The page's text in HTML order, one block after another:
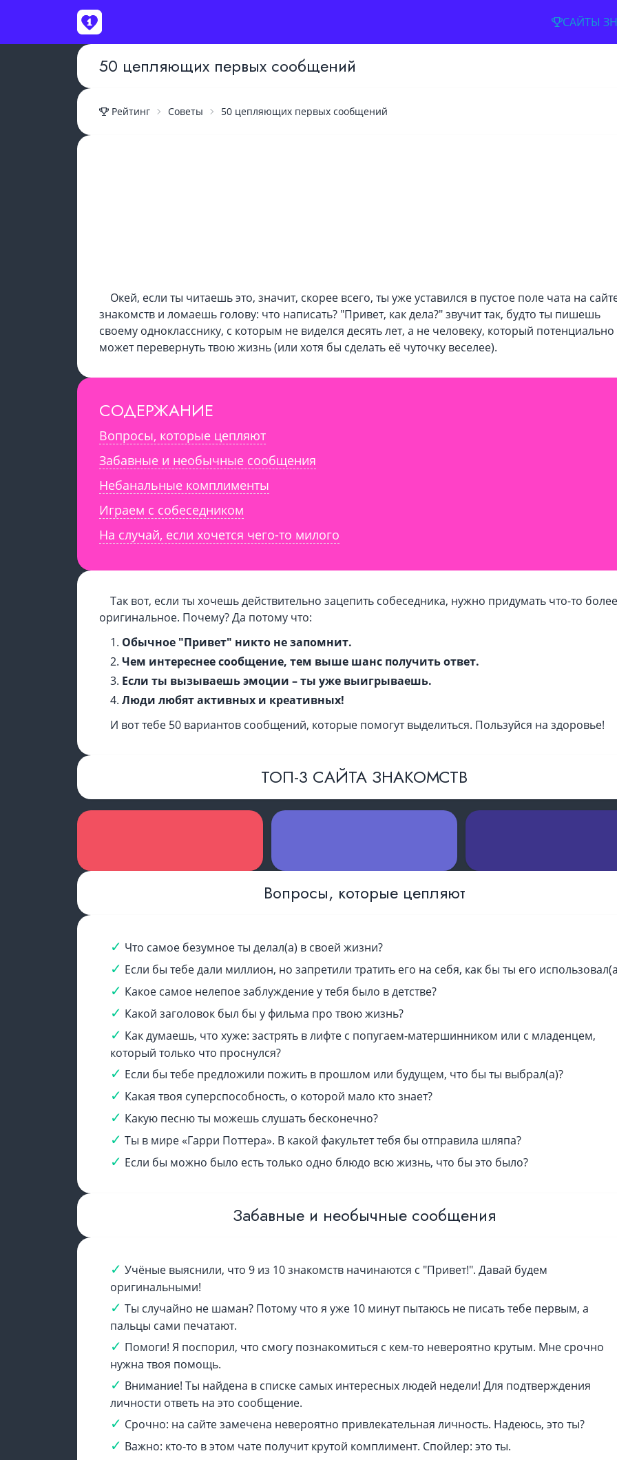
САЙТЫ
50 цепляющих первых сообщений
Рейтинг Советы 50 цепляющих первых сообщений
Окей, если ты читаешь это, значит, скорее всего, ты уже уставился в пустое поле чата на
знакомств и ломаешь голову: что написать? "Привет, как дела?" звучит так, будто ты пишешь
своему однокласснику, с которым не виделся десять лет, а не человеку, который потенциально
может перевернуть твою жизнь (или хотя бы сделать её чуточку веселее).
СОДЕРЖАНИЕ
Вопросы, которые цепляют
Забавные и необычные сообщения
Небанальные комплименты
Играем с собеседником
На случай, если хочется чего-то милого
Так вот, если ты хочешь действительно зацепить собеседника, нужно придумать что-то более
оригинальное. Почему? Да потому что:
Обычное "Привет" никто не запомнит.
Чем интереснее сообщение, тем выше шанс получить ответ.
Если ты вызываешь эмоции – ты уже выигрываешь.
Люди любят активных и креативных!
И вот тебе 50 вариантов сообщений, которые помогут выделиться. Пользуйся на здоровье!
ТОП-3 САЙТА ЗНАКОМСТВ
Вопросы, которые цепляют
Что самое безумное ты делал(а) в своей жизни?
Если бы тебе дали миллион, но запретили тратить его на себя, как бы ты его
Какое самое нелепое заблуждение у тебя было в детстве?
Какой заголовок был бы у фильма про твою жизнь?
Как думаешь, что хуже: застрять в лифте с попугаем-матершинником или с младенцем,
который только что проснулся?
Если бы тебе предложили пожить в прошлом или будущем, что бы ты выбрал(а)?
Какая твоя суперспособность, о которой мало кто знает?
Какую песню ты можешь слушать бесконечно?
Ты в мире «Гарри Поттера». В какой факультет тебя бы отправила шляпа?
Если бы можно было есть только одно блюдо всю жизнь, что бы это было?
Забавные и необычные сообщения
Учёные выяснили, что 9 из 10 знакомств начинаются с "Привет!". Давай будем
оригинальными!
Ты случайно не шаман? Потому что я уже 10 минут пытаюсь не писать тебе первым, а
пальцы сами печатают.
Помоги! Я поспорил, что смогу познакомиться с кем-то невероятно крутым. Мне срочно
нужна твоя помощь.
Внимание! Ты найдена в списке самых интересных людей недели! Для подтверждения
личности ответь на это сообщение.
Срочно: на сайте замечена невероятно привлекательная личность. Надеюсь, это ты?
Важно: кто-то в этом чате получит крутой комплимент. Спойлер: это ты.